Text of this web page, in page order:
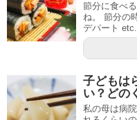
節分に食べ
ね。 節分の
デパート
子どもは
い？どの
私の母は病